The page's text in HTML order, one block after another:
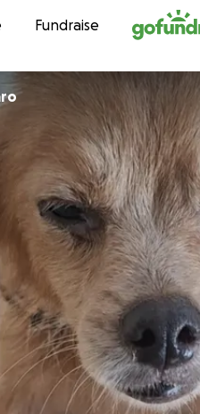
Skip to content
Fundraise